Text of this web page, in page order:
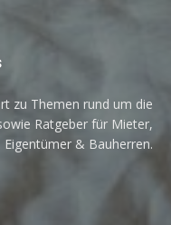
zu Themen rund um die
Ratgeber für Mieter,
Eigentümer & Bauherren.